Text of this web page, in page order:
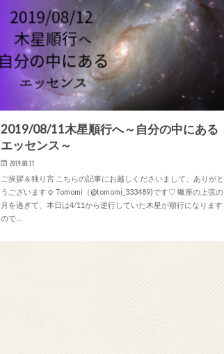
2019/08/11木星順行へ～自分の中にある
エッセンス～
2019.08.11
ご挨拶＆独り言 こちらの記事にお越しくださいまして、ありがと
うございます☺ Tomomi（@tomomi_333489)です♡ 蠍座の上弦の
月を過ぎて、本日は4/11から逆行していた木星が順行になります
ので…